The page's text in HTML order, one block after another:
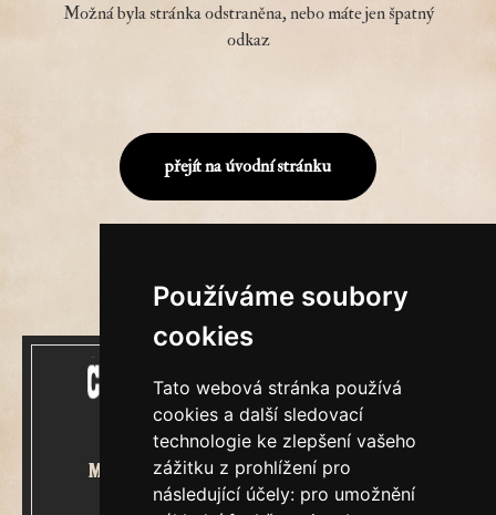
Používáme soubory
cookies
Tato webová stránka používá
cookies a další sledovací
technologie ke zlepšení vašeho
zážitku z prohlížení pro
následující účely: pro umožnění
Možná byla stránka odstraněna, nebo máte jen špatný
odkaz
přejít na úvodní stránku
Mecenášem Cimrmanova Zpravodaje
je společnost